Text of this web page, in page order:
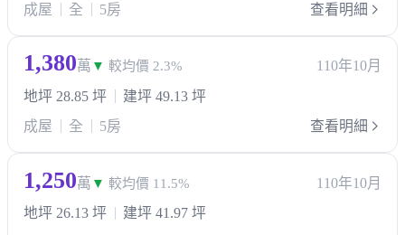
成屋
全 5房 查看明細
1,380萬 ▼ 較均價 2.3%
110年10月
地坪 28.85 坪
建坪 49.13 坪
成屋
全 5房 查看明細
1,250萬 ▼ 較均價 11.5%
110年10月
地坪 26.13 坪
建坪 41.97 坪